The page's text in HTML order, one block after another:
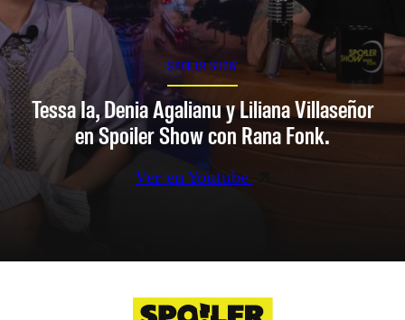
SPOILER SHOW
Tessa Ia, Denia Agalianu y Liliana Villaseñor
en Spoiler Show con Rana Fonk.
Ver en Youtube